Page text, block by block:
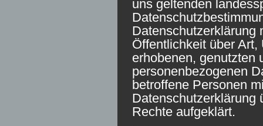
uns geltenden
Datenschutzerklärung
Öffentlichkeit über
erhobenen, genutzten
personenbezogenen
betroffene Personen
Datenschutzerklärung
Rechte aufgeklärt.